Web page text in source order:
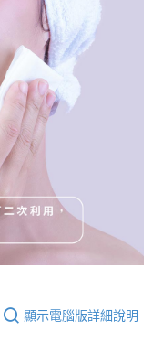
顯示電腦版詳細說明